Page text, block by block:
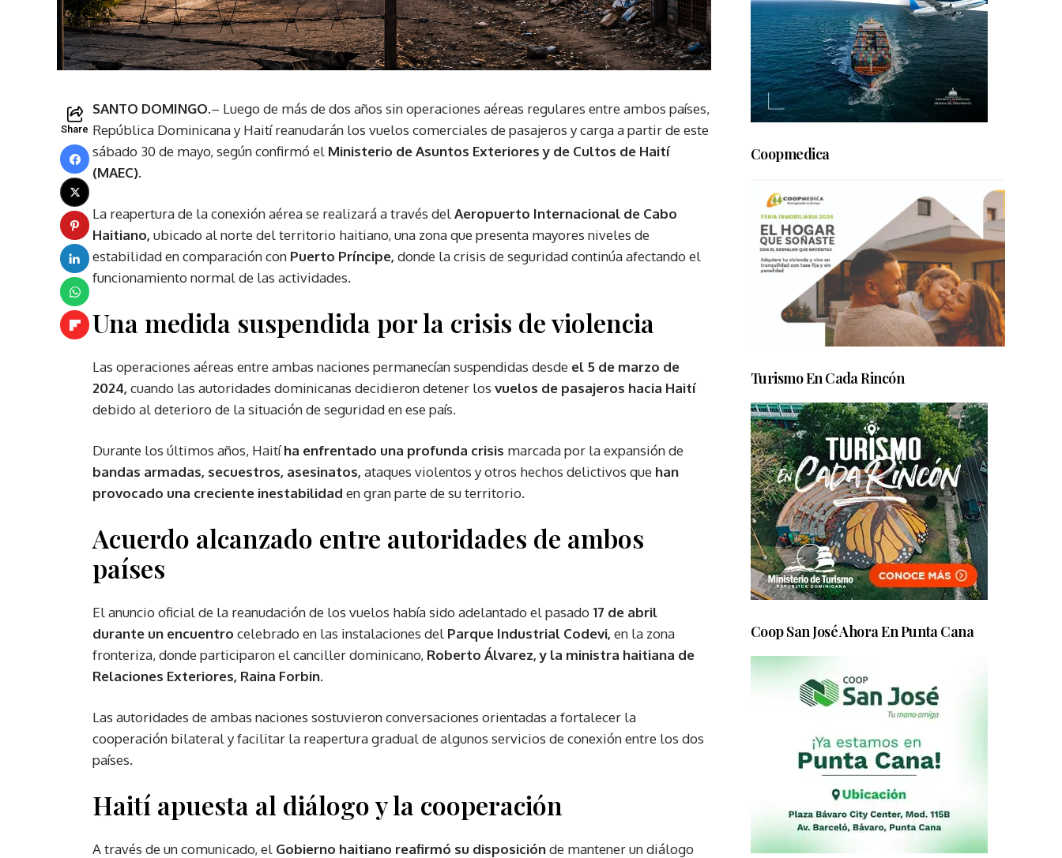
Share
SANTO DOMINGO.– Luego de más de dos años sin operaciones aéreas regulares entre ambos países,
República Dominicana y Haití reanudarán los vuelos comerciales de pasajeros y carga a partir de este
sábado 30 de mayo, según confirmó el Ministerio de Asuntos Exteriores y de Cultos de Haití
(MAEC).
La reapertura de la conexión aérea se realizará a través delAeropuerto Internacional de Cabo
Haitiano, ubicado al norte del territorio haitiano, una zona que presenta mayores niveles de
estabilidad en comparación con Puerto Príncipe, donde la crisis de seguridad continúa afectando el
funcionamiento normal de las actividades.
Una medida suspendida por la crisis de violencia
Las operaciones aéreas entre ambas naciones permanecían suspendidas desde el 5 de marzo de
2024, cuando las autoridades dominicanas decidieron detener los vuelos de pasajeros hacia Haití
debido al deterioro de la situación de seguridad en ese país.
Durante los últimos años, Haitíha enfrentado una profunda crisis marcada por la expansión de
bandas armadas, secuestros, asesinatos, ataques violentos y otros hechos delictivos que han
provocado una creciente inestabilidad en gran parte de su territorio.
Acuerdo alcanzado entre autoridades de ambos
países
El anuncio oficial de la reanudación de los vuelos había sido adelantado el pasado 17 de abril
durante un encuentro celebrado en las instalaciones del Parque Industrial Codevi, en la zona
fronteriza, donde participaron el canciller dominicano, Roberto Álvarez, y la ministra haitiana de
Relaciones Exteriores, Raina Forbin.
Las autoridades de ambas naciones sostuvieron conversaciones orientadas a fortalecer la
cooperación bilateral y facilitar la reapertura gradual de algunos servicios de conexión entre los dos
países.
Haití apuesta al diálogo y la cooperación
A través de un comunicado, el Gobierno haitiano reafirmó su disposiciónde mantener un diálogo
Coopmedica
Turismo En Cada Rincón
Coop San José Ahora En Punta Cana